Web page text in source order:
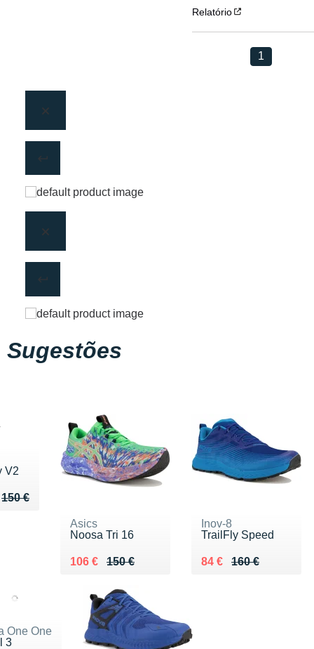
Relatório
1
Sugestões
V2
150 €150 €
€
Asics
Noosa Tri 16
150 €
Au lieu de 150 €
106 €
Vendu 106 €
Inov-8
TrailFly Speed
160 €
Au lieu de 160 €
84 €
Vendu 84 €
One One
3